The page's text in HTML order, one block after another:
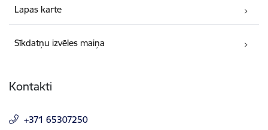
Lapas karte
Sīkdatņu izvēles maiņa
Kontakti
+371 65307250